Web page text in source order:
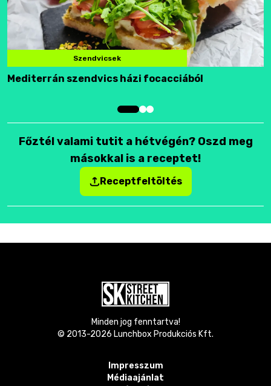
Szendvicsek
Mediterrán szendvics házi focacciából
Főztél valami tutit a hétvégén? Oszd meg
másokkal is a receptet!
Receptfeltöltés
Minden jog fenntartva!
© 2013-2026 Lunchbox Produkciós Kft.
Impresszum
Médiaajánlat